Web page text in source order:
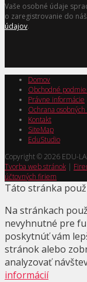
Vaše osobné údaje
o zaregistrovanie do
údajov.
Domov
Obchodné
Právne informácie
Ochrana
Kontakt
SiteMap
EduStudio
Copyright © 2026 EDU-
Tvorba web stránok |
účtovných firiem
Táto stránka
Na stránkach
nevyhnutné pre
poskytnúť vám
stránok alebo
analyzovať
informácií